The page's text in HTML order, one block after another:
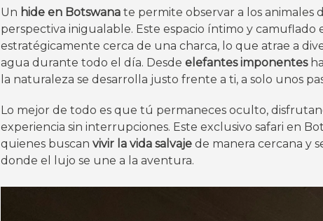
Un hide en Botswana te permite observar a los animales
perspectiva inigualable. Este espacio íntimo y camuflado
estratégicamente cerca de una charca, lo que atrae a
agua durante todo el día. Desde elefantes imponentes
la naturaleza se desarrolla justo frente a ti, a solo unos
Lo mejor de todo es que tú permaneces oculto,
experiencia sin interrupciones. Este exclusivo safari en
quienes buscan vivir la vida salvaje de manera cercana y
donde el lujo se une a la aventura.